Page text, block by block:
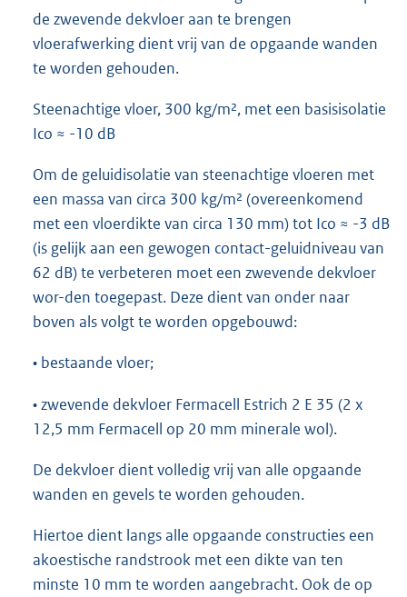
de zwevende dekvloer aan te brengen
vloerafwerking dient vrij van de opgaande wanden
te worden gehouden.
Steenachtige vloer, 300 kg/m², met een basisisolatie
Ico ≈ -10 dB
Om de geluidisolatie van steenachtige vloeren met
een massa van circa 300 kg/m² (overeenkomend
met een vloerdikte van circa 130 mm) tot Ico ≈ -3 dB
(is gelijk aan een gewogen contact-geluidniveau van
62 dB) te verbeteren moet een zwevende dekvloer
wor-den toegepast. Deze dient van onder naar
boven als volgt te worden opgebouwd:
• bestaande vloer;
• zwevende dekvloer Fermacell Estrich 2 E 35 (2 x
12,5 mm Fermacell op 20 mm minerale wol).
De dekvloer dient volledig vrij van alle opgaande
wanden en gevels te worden gehouden.
Hiertoe dient langs alle opgaande constructies een
akoestische randstrook met een dikte van ten
minste 10 mm te worden aangebracht. Ook de op